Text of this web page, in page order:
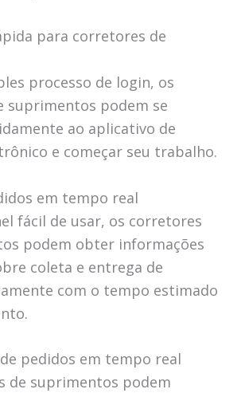
para corretores de
processo de login, os
suprimentos podem se
ao aplicativo de
e começar seu trabalho.
em tempo real
fácil de usar, os corretores
podem obter informações
coleta e entrega de
com o tempo estimado
pedidos em tempo real
de suprimentos podem